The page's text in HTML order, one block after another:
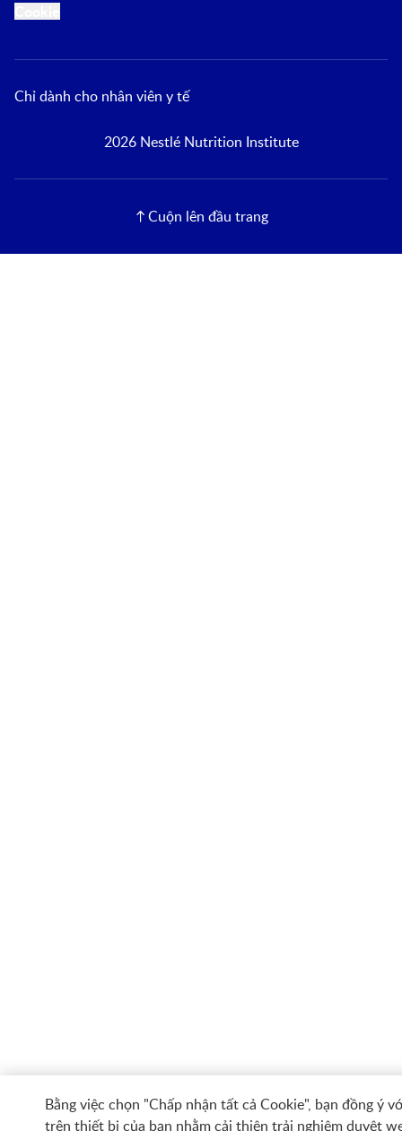
Chỉ dành cho nhân viên y tế
2026 Nestlé Nutrition Institute
Cuộn lên đầu trang
Bằng việc chọn "Chấp nhận tất cả Cookie", bạn đồng ý
trên thiết bị của bạn nhằm cải thiện trải nghiệm duyệt